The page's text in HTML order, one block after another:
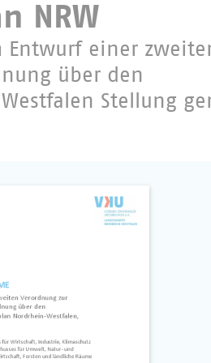
NRW
Entwurf einer
über den
Stellung